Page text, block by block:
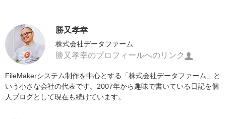
勝又孝幸
株式会社データファーム
勝又孝幸のプロフィールへのリンク
FileMakerシステム制作を中心とする「株式会社データファーム」と
いう小さな会社の代表です。2007年から趣味で書いている日記を個
人ブログとして現在も続けています。